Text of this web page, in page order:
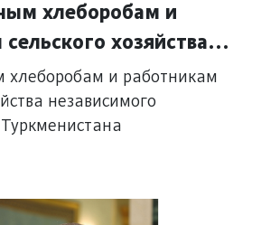
хлеборобам и
хозяйства
нейтрального
хлеборобам и работникам
независимого